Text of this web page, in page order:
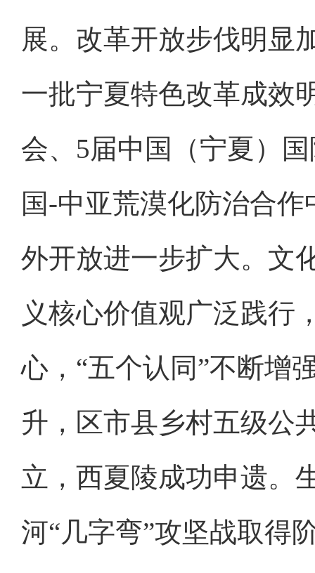
展。改革开放步伐明显
一批宁夏特色改革成效
会、5届中国（宁夏）
国-中亚荒漠化防治合
外开放进一步扩大。文
义核心价值观广泛践行
心，“五个认同”不断增
升，区市县乡村五级公
立，西夏陵成功申遗。
河“几字弯”攻坚战取得